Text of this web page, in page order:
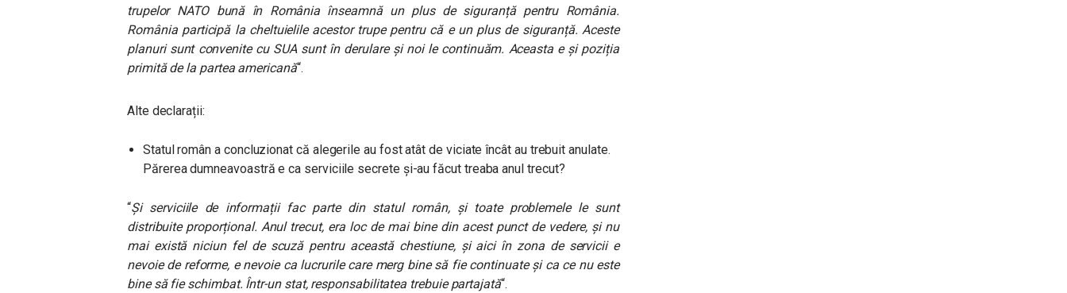
trupelor NATO bună în România înseamnă un plus de siguranță pentru România.
România participă la cheltuielile acestor trupe pentru că e un plus de siguranță. Aceste
planuri sunt convenite cu SUA sunt în derulare și noi le continuăm. Aceasta e și poziția
primită de la partea americană“.
Alte declarații:
Statul român a concluzionat că alegerile au fost atât de viciate încât au trebuit anulate.
Părerea dumneavoastră e ca serviciile secrete și-au făcut treaba anul trecut?
“Și serviciile de informații fac parte din statul român, și toate problemele le sunt
distribuite proporțional. Anul trecut, era loc de mai bine din acest punct de vedere, și nu
mai există niciun fel de scuză pentru această chestiune, și aici în zona de servicii e
nevoie de reforme, e nevoie ca lucrurile care merg bine să fie continuate și ca ce nu este
bine să fie schimbat. Într-un stat, responsabilitatea trebuie partajată“.